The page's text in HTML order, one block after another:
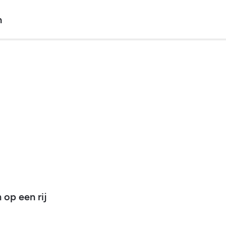
op een rij